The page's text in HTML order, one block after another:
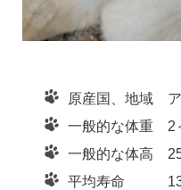
原産国、地域
一般的な体重 2
一般的な体高
平均寿命 13